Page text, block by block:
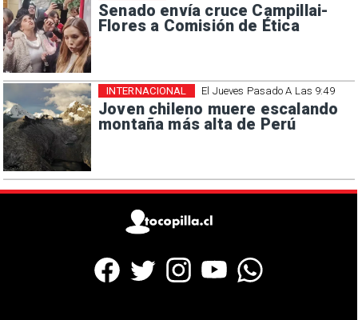
Senado envía cruce Campillai-
Flores a Comisión de Ética
El Jueves Pasado A Las 9:49
Joven chileno muere escalando
montaña más alta de Perú
INTERNACIONAL